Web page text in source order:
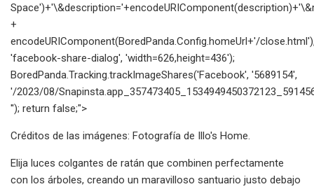
+
encodeURIComponent(BoredPanda.Config.homeUrl+'/
'facebook-share-dialog', 'width=626,height=436');
BoredPanda.Tracking.trackImageShares('Facebook', '5689154',
'/2023/08/
''); return false;">
Créditos de las imágenes: Fotografía de Illo's Home.
Elija luces colgantes de ratán que combinen perfectamente
con los árboles, creando un maravilloso santuario justo debajo